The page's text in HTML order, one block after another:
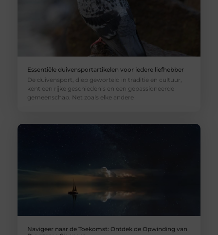
Essentiële duivensportartikelen voor iedere liefhebber
De duivensport, diep geworteld in traditie en cultuur,
kent een rijke geschiedenis en een gepassioneerde
gemeenschap. Net zoals elke andere
Navigeer naar de Toekomst: Ontdek de Opwinding van